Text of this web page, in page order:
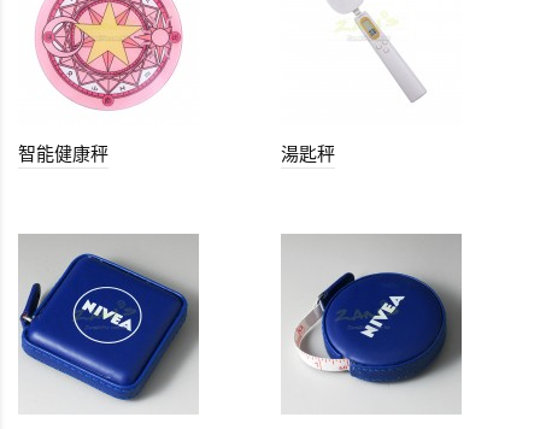
智能健康秤 湯匙秤